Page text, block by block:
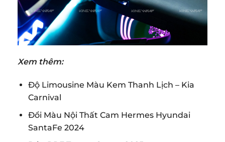
Xem thêm:
Độ Limousine Màu Kem Thanh Lịch – Kia
Carnival
Đổi Màu Nội Thất Cam Hermes Hyundai
SantaFe 2024